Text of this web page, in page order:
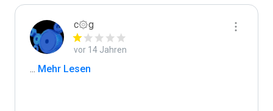
c۞g
vor 14 Jahren
... Mehr Lesen